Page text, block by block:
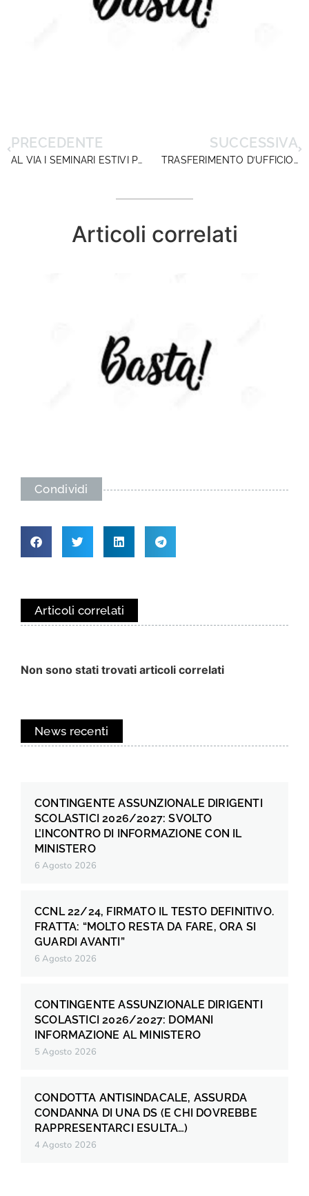
PRECEDENTE
AL VIA I SEMINARI ESTIVI PER I NUOVI DIRIGENTI SCOLASTICI. FORMAZIONE RESIDENZIALE IN SEI CITTÀ
SUCCESSIVA
TRASFERIMENTO D’UFFICIO PER INCOMPATIBILITÀ AMBIENTALE? D’ACCORDO, MA IL RICOLLOCAMENTO PER SVISTA AMBIENTALE?!
Articoli correlati
Condividi
Articoli correlati
Non sono stati trovati articoli correlati
News recenti
CONTINGENTE ASSUNZIONALE DIRIGENTI
SCOLASTICI 2026/2027: SVOLTO
L’INCONTRO DI INFORMAZIONE CON IL
MINISTERO
6 Agosto 2026
CCNL 22/24, FIRMATO IL TESTO DEFINITIVO.
FRATTA: “MOLTO RESTA DA FARE, ORA SI
GUARDI AVANTI”
6 Agosto 2026
CONTINGENTE ASSUNZIONALE DIRIGENTI
SCOLASTICI 2026/2027: DOMANI
INFORMAZIONE AL MINISTERO
5 Agosto 2026
CONDOTTA ANTISINDACALE, ASSURDA
CONDANNA DI UNA DS (E CHI DOVREBBE
RAPPRESENTARCI ESULTA…)
4 Agosto 2026